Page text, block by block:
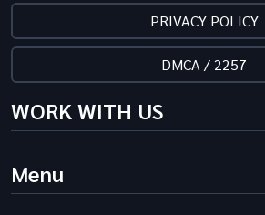
PRIVACY POLICY
DMCA / 2257
WORK WITH US
Menu